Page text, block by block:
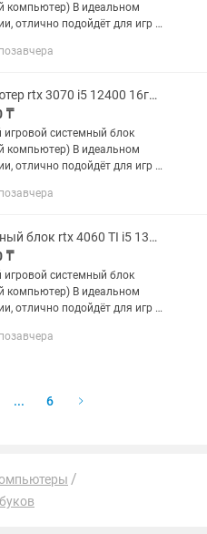
компьютер) В идеальном
отлично подойдёт для игр и
intel i5
Компьютер rtx 3070 i5 12400 16гб озу Игровой системный блок
₸
игровой системный блок
компьютер) В идеальном
отлично подойдёт для игр и
intel i5
Системный блок rtx 4060 TI i5 13400 игровой компьютер 16 gb
₸
игровой системный блок
компьютер) В идеальном
отлично подойдёт для игр и
intel i5
... 6